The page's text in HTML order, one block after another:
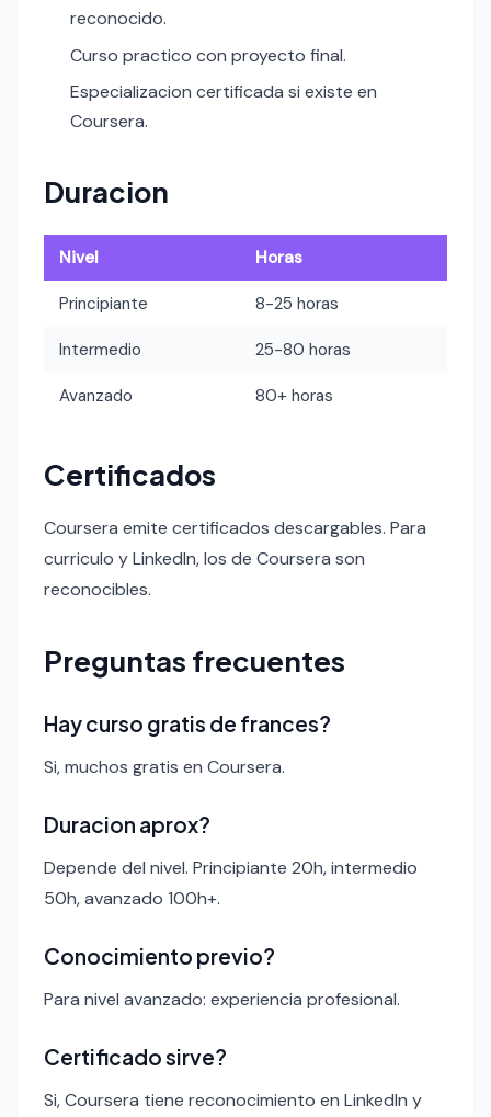
reconocido.
Curso practico con proyecto final.
Especializacion certificada si existe en
Coursera.
Duracion
Nivel Horas
Principiante 8-25 horas
Intermedio 25-80 horas
Avanzado 80+ horas
Certificados
Coursera emite certificados descargables. Para
curriculo y LinkedIn, los de Coursera son
reconocibles.
Preguntas frecuentes
Hay curso gratis de frances?
Si, muchos gratis en Coursera.
Duracion aprox?
Depende del nivel. Principiante 20h, intermedio
50h, avanzado 100h+.
Conocimiento previo?
Para nivel avanzado: experiencia profesional.
Certificado sirve?
Si, Coursera tiene reconocimiento en LinkedIn y